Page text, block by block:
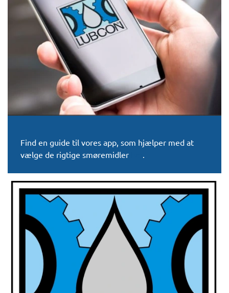
Find en guide til vores app, som hjælper med at
vælge de rigtige smøremidler